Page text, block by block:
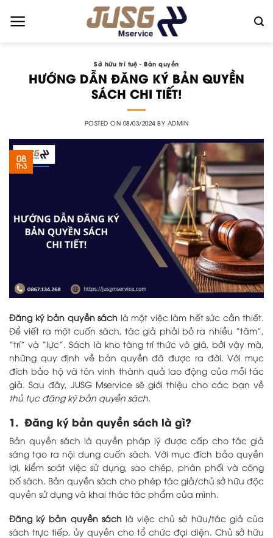
Sở hữu trí tuệ - Bản quyền
HƯỚNG DẪN ĐĂNG KÝ BẢN QUYỀN
SÁCH CHI TIẾT!
POSTED ON 08/03/2024BY ADMIN
08
Th3
Đăng ký bản quyền sách là một việc làm hết sức cần thiết.
Để viết ra một cuốn sách, tác giả phải bỏ ra nhiều “tâm”,
“trí” và “lực”. Sách là kho tàng trí thức vô giá, bởi vậy mà,
những quy định về bản quyền đã được ra đời. Với mục
đích bảo hộ và tôn vinh thành quả lao động của mỗi tác
giả. Sau đây, JUSG Mservice sẽ giới thiệu cho các bạn về
thủ tục đăng ký bản quyền sách.
1. Đăng ký bản quyền sách là gì?
Bản quyền sách là quyền pháp lý được cấp cho tác giả
sáng tạo ra nội dung cuốn sách. Với mục đích bảo quyền
lợi, kiểm soát việc sử dụng, sao chép, phân phối và công
bố sách. Bản quyền sách cho phép tác giả/chủ sở hữu độc
quyền sử dụng và khai thác tác phẩm của mình.
Đăng ký bản quyền sáchlà việc chủ sở hữu/tác giả của
sách trực tiếp, ủy quyền cho tổ chức đại diện. Chủ sở hữu